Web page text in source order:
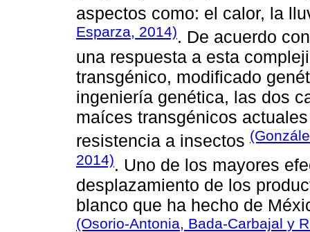
aspectos como: el calor, la
Esparza, 2014). De acuerdo
una respuesta a esta
transgénico, modificado
ingeniería genética, las dos
maíces transgénicos
resistencia a insectos
2014). Uno de los mayores
desplazamiento de los
blanco que ha hecho de
(Osorio-Antonia, Bada-Carbajal y